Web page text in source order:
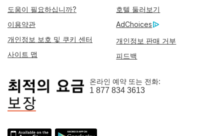
도움이 필요하십니까?
호텔 둘러보기
이용약관
AdChoices
개인정보 보호 및 쿠키 센터
개인정보 판매 거부
사이트 맵
피드백
온라인 예약 또는 전화:
1 877 834 3613